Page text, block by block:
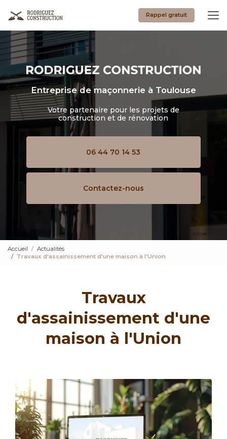
principal
Rappel gratuit
Entreprise de maçonnerie à Toulouse
Votre partenaire pour les projets de
construction et de rénovation
06 44 70 14 53
Contactez-nous
Accueil
Actualités
Travaux d'assainissement d'une maison à l'Union
Travaux
d'assainissement d'une
maison à l'Union